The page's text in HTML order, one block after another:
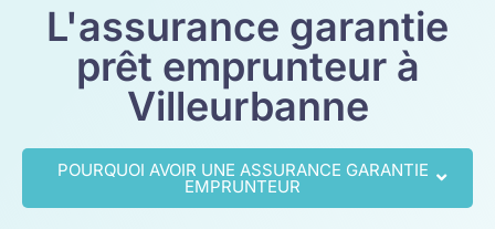
L'assurance garantie
prêt emprunteur à
Villeurbanne
POURQUOI AVOIR UNE ASSURANCE GARANTIE
EMPRUNTEUR